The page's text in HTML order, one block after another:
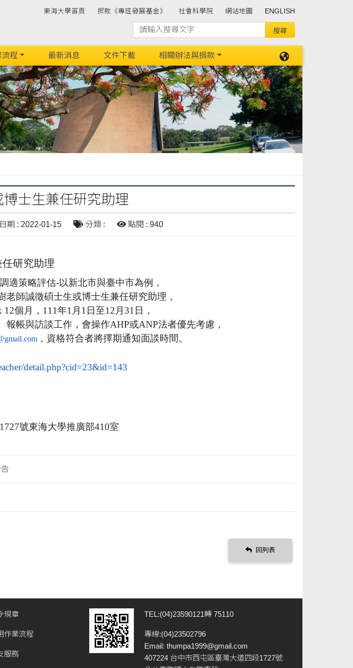
東海大學首頁 捐款《專班發展基金》 社會科學院 網站地圖 ENGLISH
流程 最新消息 文件下載 相關辦法與捐款
士生兼任研究助理
日期 : 2022-01-15 分類 : 點閱 : 940
研究助理
適策略評估-以新北市與臺中市為例，
老師誠徵碩士生或博士生兼任研究助理，
個月，111年1月1日至12月31日，
報帳與訪談工作，會操作AHP或ANP法者優先考慮，
， 資格符合者將擇期通知面談時間。
detail.php?cid=23&id=143
號東海大學推廣部410室​
回列表
規章
作業流程
服務
TEL:(04)23590121轉 75110
專線:(04)23502796
Email:thumpa1999@gmail.com
407224 台中市西屯區臺灣大道四段1727號